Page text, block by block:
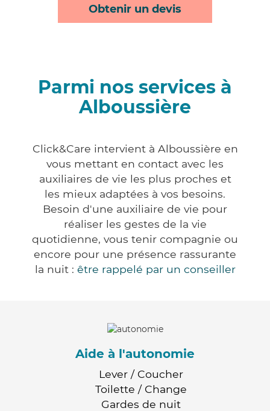
Obtenir un devis
Parmi nos services à
Alboussière
Click&Care intervient à Alboussière en
vous mettant en contact avec les
auxiliaires de vie les plus proches et
les mieux adaptées à vos besoins.
Besoin d'une auxiliaire de vie pour
réaliser les gestes de la vie
quotidienne, vous tenir compagnie ou
encore pour une présence rassurante
la nuit : être rappelé par un conseiller
Aide à l'autonomie
Lever / Coucher
Toilette / Change
Gardes de nuit